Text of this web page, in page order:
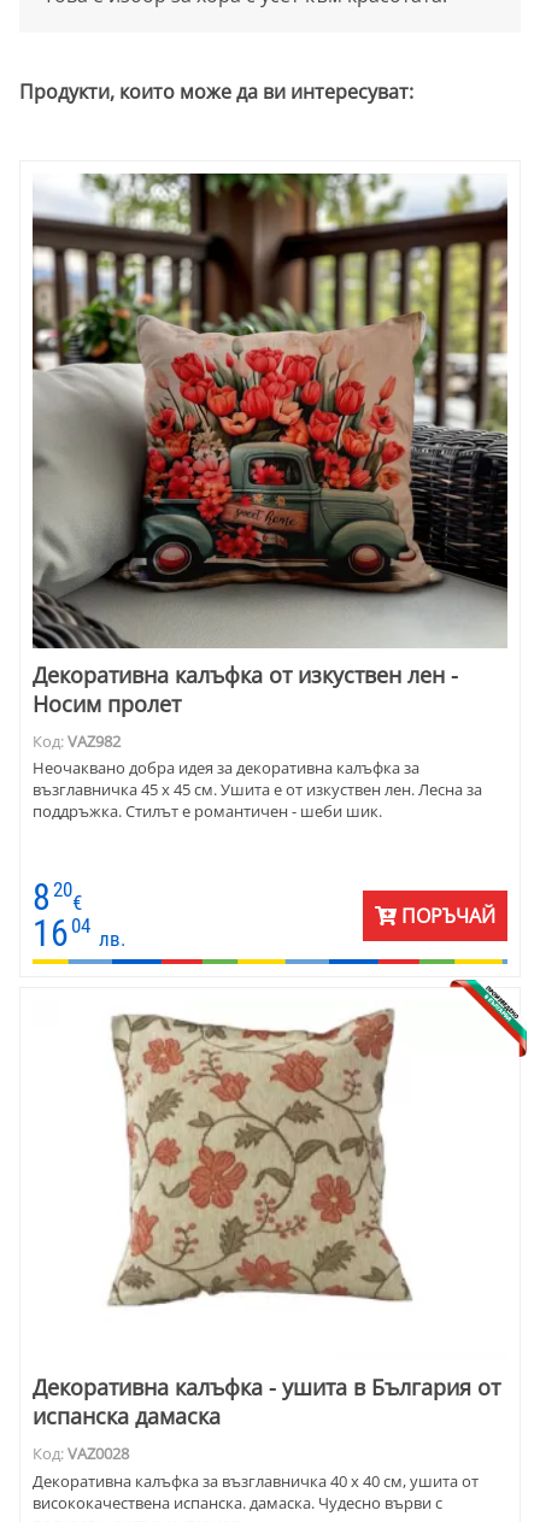
Продукти, които може да ви интересуват:
Декоративна калъфка от изкуствен лен -
Носим пролет
Код:VAZ982
Неочаквано добра идея за декоративна калъфка за
възглавничка 45 х 45 см. Ушита е от изкуствен лен. Лесна за
поддръжка. Стилът е романтичен - шеби шик.
8 20
€
16 04
лв.
ПОРЪЧАЙ
Декоративна калъфка - ушита в България от
испанска дамаска
Код:VAZ0028
Декоративна калъфка за възглавничка 40 х 40 см, ушита от
висококачествена испанска. дамаска. Чудесно върви с